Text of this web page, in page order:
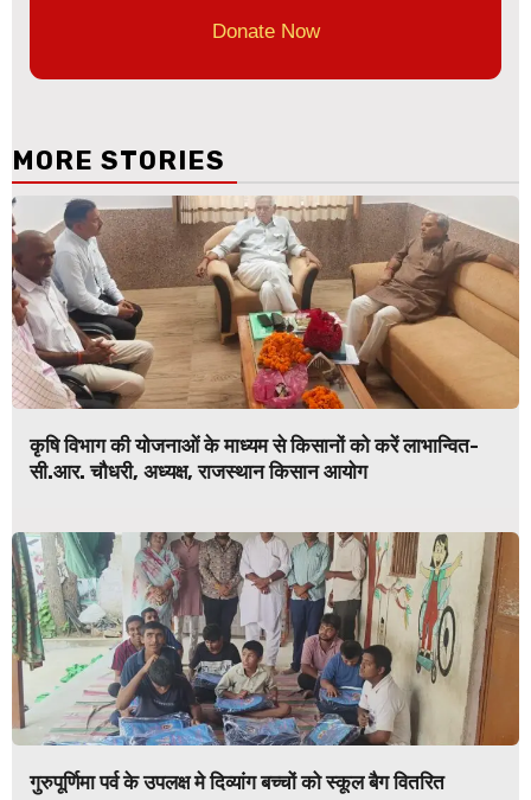
Donate Now
MORE STORIES
कृषि विभाग की योजनाओं के माध्यम से किसानों को करें लाभान्वित-
सी.आर. चौधरी, अध्यक्ष, राजस्थान किसान आयोग
गुरुपूर्णिमा पर्व के उपलक्ष मे दिव्यांग बच्चों को स्कूल बैग वितरित